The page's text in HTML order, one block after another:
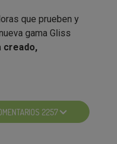
que prueben y
gama Gliss
creado,
los
queconsistirá en
de utilizar el
2257